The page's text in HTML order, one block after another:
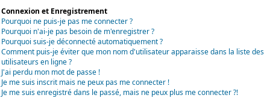
Connexion et Enregistrement
Pourquoi ne puis-je pas me connecter ?
Pourquoi n'ai-je pas besoin de m'enregistrer ?
Pourquoi suis-je déconnecté automatiquement ?
Comment puis-je éviter que mon nom d'utilisateur apparaisse dans la liste des
utilisateurs en ligne ?
J'ai perdu mon mot de passe !
Je me suis inscrit mais ne peux pas me connecter !
Je me suis enregistré dans le passé, mais ne peux plus me connecter ?!